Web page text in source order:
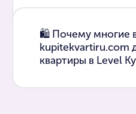
🛍 Почему многие
kupitekvartiru.com
квартиры в Level